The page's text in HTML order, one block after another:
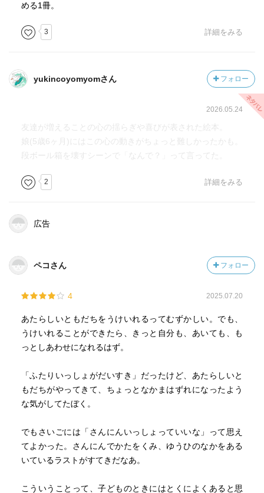
める1冊。
3 詳細をみる
yukincoyomyomさん フォロー
2026.05.24
友達が増えることの心の揺らぎや喜びが表された絵本。
娘(5歳6ヶ月)にはこの心の動きがちょっと難しかったかも。
段ボール箱を壊すシーンで「なんで？」って言ってた。
2 詳細をみる
広告
ペコさん フォロー
4 2025.07.20
あたらしいともだちをうけいれるってむずかしい。でも、
うけいれることができたら、きっと自分も、あいても、も
っとしあわせになれるはず。
「ふたりいっしょがだいすき」だったけど、あたらしいと
もだちがやってきて、ちょっとなかまはずれになったよう
な気がしてたぼく。
でもさいごには「さんにんいっしょっていいな」って思え
てよかった。さんにんでかたをくみ、ゆうひのなかをある
いているラストがすてきだなあ。
こういうことって、子どものときにはとくによくあると思